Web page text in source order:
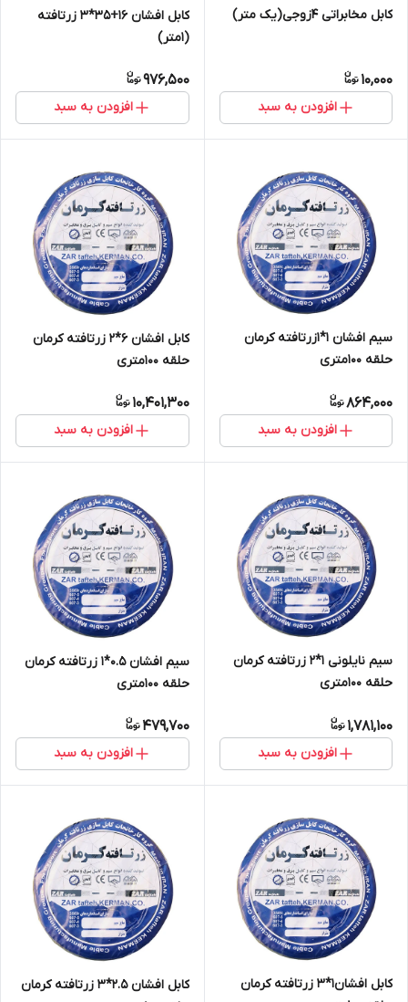
کابل مخابراتی 4زوجی(یک متر)
10,000
افزودن به سبد
کابل افشان 16+35*3 زرتافته
(1متر)
976,500
افزودن به سبد
سیم افشان 1*1زرتافته کرمان
حلقه 100متری
864,000
افزودن به سبد
کابل افشان 6*2 زرتافته کرمان
حلقه 100متری
10,401,300
افزودن به سبد
سیم نایلونی 1*2 زرتافته کرمان
حلقه 100متری
1,781,100
افزودن به سبد
سیم افشان 0.5*1 زرتافته کرمان
حلقه 100متری
479,700
افزودن به سبد
کابل افشان1*3 زرتافته کرمان
کابل افشان 2.5*3 زرتافته کرمان